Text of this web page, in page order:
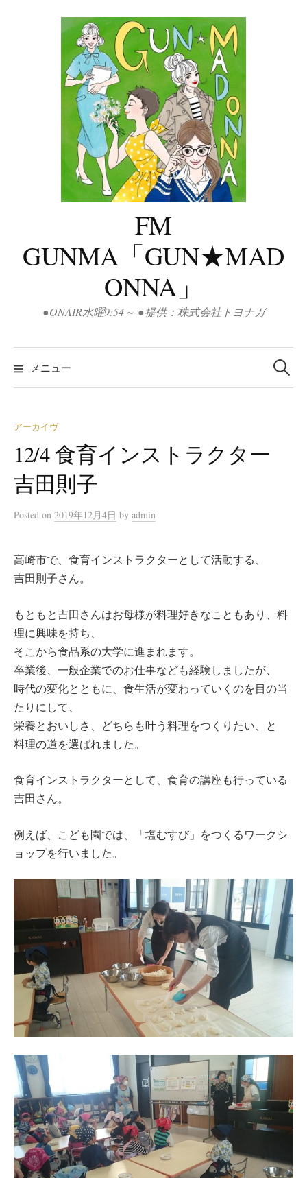
FM
GUNMA「GUN★MAD
ONNA」
●ONAIR水曜9:54～ ●提供：株式会社トヨナガ
メニュー
検
索:
アーカイヴ
12/4 食育インストラクター
吉田則子
Posted on 2019年12月4日 by admin
高崎市で、食育インストラクターとして活動する、
吉田則子さん。
もともと吉田さんはお母様が料理好きなこともあり、料
理に興味を持ち、
そこから食品系の大学に進まれます。
卒業後、一般企業でのお仕事なども経験しましたが、
時代の変化とともに、食生活が変わっていくのを目の当
たりにして、
栄養とおいしさ、どちらも叶う料理をつくりたい、と
料理の道を選ばれました。
食育インストラクターとして、食育の講座も行っている
吉田さん。
例えば、こども園では、「塩むすび」をつくるワークシ
ョップを行いました。